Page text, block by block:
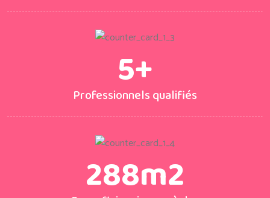
5+
Professionnels qualifiés
288m2